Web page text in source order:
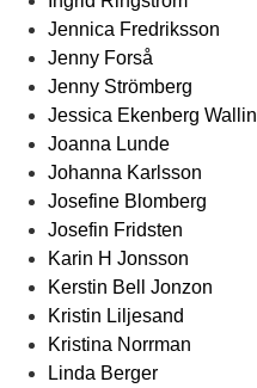
Jennica Fredriksson
Jenny Forså
Jenny Strömberg
Jessica Ekenberg Wallin
Joanna Lunde
Johanna Karlsson
Josefine Blomberg
Josefin Fridsten
Karin H Jonsson
Kerstin Bell Jonzon
Kristin Liljesand
Kristina Norrman
Linda Berger